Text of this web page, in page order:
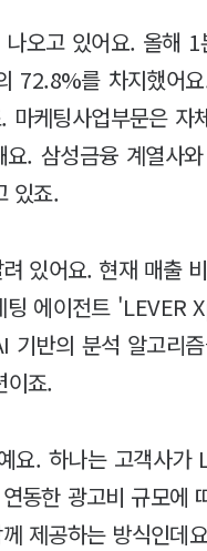
오고 있어요. 올해
72.8%를 차지했어
케팅사업부문은 자
. 삼성금융 계열사
있죠.
있어요. 현재 매출
에이전트 'LEVER
기반의 분석 알고리
이죠.
요. 하나는 고객사
동한 광고비 규모에
제공하는 방식인데